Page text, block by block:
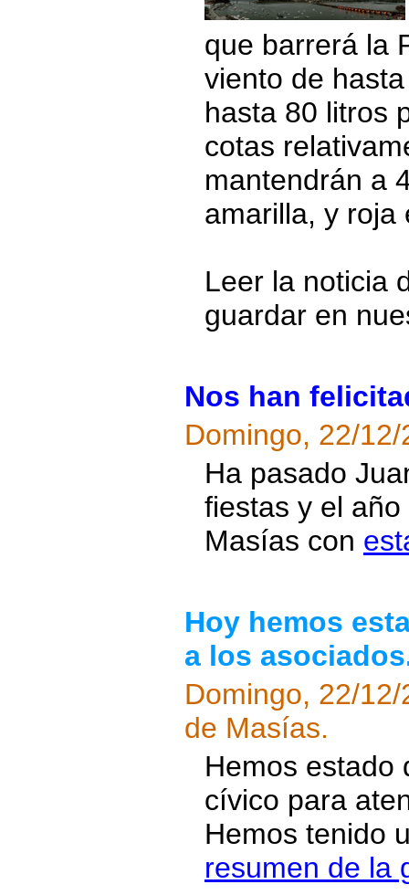
que barrerá la
viento de
hasta 80 litros
cotas
mantendrán a
amarilla, y roja
Leer la noticia
guardar en
Nos han
Domingo, 22/
Ha pasado
fiestas y el
Masías con
Hoy hemos
a los
Domingo, 22/
de Masías.
Hemos estado
cívico para
Hemos tenido
resumen de la